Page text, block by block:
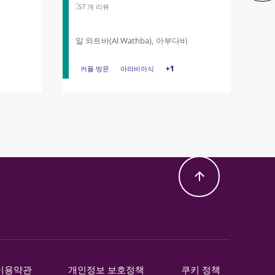
57 개 리뷰
알 와트바(Al Wathba), 아부다비
커플 방문 아라비아식 저녁
커플 방문 아라비아식 +1
팔로우하기
용약관 개인정보 보호정책 쿠키 정책